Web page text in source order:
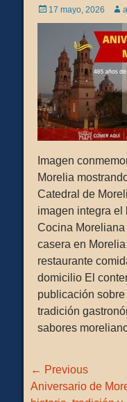
Posted
on
17 mayo, 2026
Imagen
Morelia
Catedral de
imagen integra el
Cocina
casera en
restaurante
domicilio El
publicación
tradición
sabores
Navegación
de
← Previous
Previous
Aniversario de